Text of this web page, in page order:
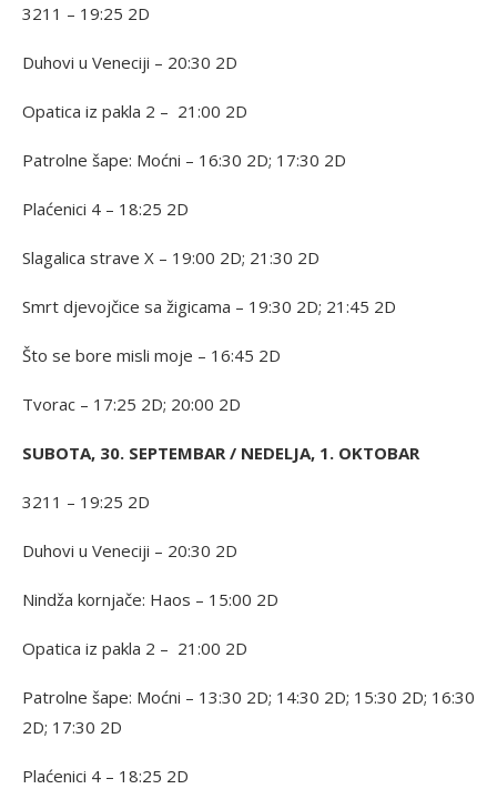
3211 – 19:25 2D
Duhovi u Veneciji – 20:30 2D
Opatica iz pakla 2 – 21:00 2D
Patrolne šape: Moćni – 16:30 2D; 17:30 2D
Plaćenici 4 – 18:25 2D
Slagalica strave X – 19:00 2D; 21:30 2D
Smrt djevojčice sa žigicama – 19:30 2D; 21:45 2D
Što se bore misli moje – 16:45 2D
Tvorac – 17:25 2D; 20:00 2D
SUBOTA, 30. SEPTEMBAR / NEDELJA, 1. OKTOBAR
3211 – 19:25 2D
Duhovi u Veneciji – 20:30 2D
Nindža kornjače: Haos – 15:00 2D
Opatica iz pakla 2 – 21:00 2D
Patrolne šape: Moćni – 13:30 2D; 14:30 2D; 15:30 2D; 16:30
2D; 17:30 2D
Plaćenici 4 – 18:25 2D